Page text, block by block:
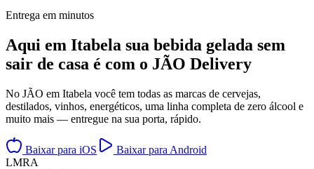
Entrega em minutos
Aqui em Itabela sua bebida gelada sem
sair de casa é com o JÃO Delivery
No JÃO em Itabela você tem todas as marcas de cervejas,
destilados, vinhos, energéticos, uma linha completa de zero álcool e
muito mais — entregue na sua porta, rápido.
Baixar para iOS
Baixar para Android
LMRA